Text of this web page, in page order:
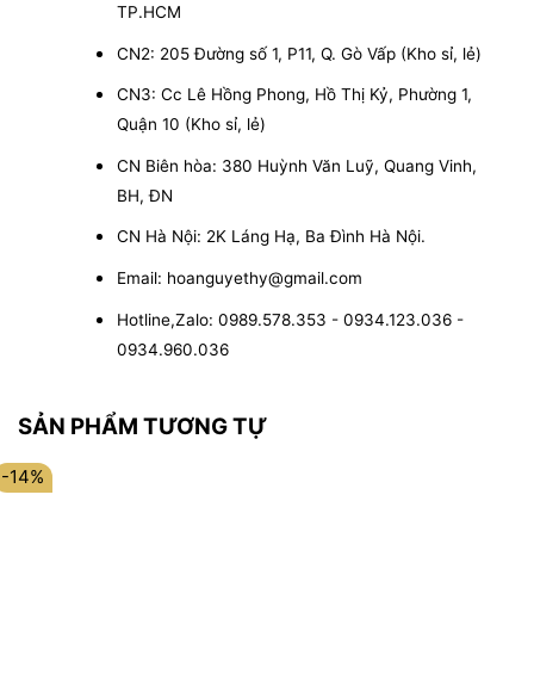
TP.HCM
CN2: 205 Đường số 1, P11, Q. Gò Vấp (Kho sỉ, lẻ)
CN3: Cc Lê Hồng Phong, Hồ Thị Kỷ, Phường 1,
Quận 10 (Kho sỉ, lẻ)
CN Biên hòa: 380 Huỳnh Văn Luỹ, Quang Vinh,
BH, ĐN
CN Hà Nội: 2K Láng Hạ, Ba Đình Hà Nội.
Email: hoanguyethy@gmail.com
Hotline,Zalo: 0989.578.353 - 0934.123.036 -
0934.960.036
SẢN PHẨM TƯƠNG TỰ
-14%